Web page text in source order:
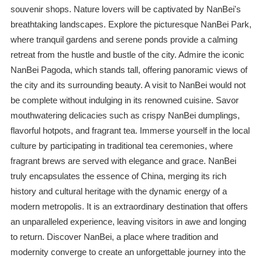
souvenir shops. Nature lovers will be captivated by NanBei's
breathtaking landscapes. Explore the picturesque NanBei Park,
where tranquil gardens and serene ponds provide a calming
retreat from the hustle and bustle of the city. Admire the iconic
NanBei Pagoda, which stands tall, offering panoramic views of
the city and its surrounding beauty. A visit to NanBei would not
be complete without indulging in its renowned cuisine. Savor
mouthwatering delicacies such as crispy NanBei dumplings,
flavorful hotpots, and fragrant tea. Immerse yourself in the local
culture by participating in traditional tea ceremonies, where
fragrant brews are served with elegance and grace. NanBei
truly encapsulates the essence of China, merging its rich
history and cultural heritage with the dynamic energy of a
modern metropolis. It is an extraordinary destination that offers
an unparalleled experience, leaving visitors in awe and longing
to return. Discover NanBei, a place where tradition and
modernity converge to create an unforgettable journey into the